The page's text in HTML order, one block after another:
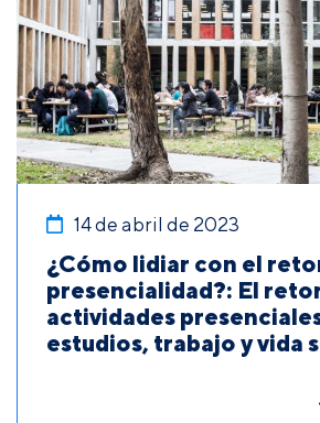
14 de abril de 2023
¿Cómo lidiar con el
presencialidad?: El
actividades
estudios, trabajo y vida